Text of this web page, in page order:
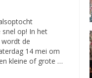
snel op! In het
de
14 mei om
kleine of grote …